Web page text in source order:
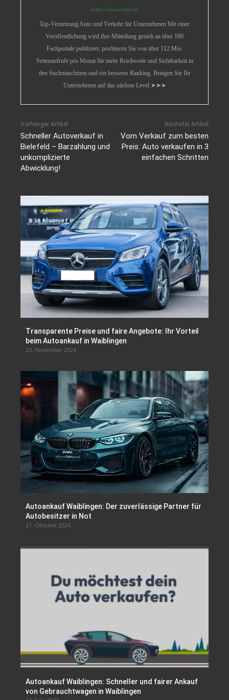
https://www.carpr.de
Top-Vernetzung Auto und Verkehr für Unternehmen Mit einer
Veröffentlichung wird ihre Mitteilung gezielt an über 100
Fachportale publiziert, profitieren Sie von über 112 Mio.
Seitenaufrufe pro Monat für mehr Reichweite und Sichtbarkeit in
den Suchmaschinen und ein besseres Ranking. Bringen Sie Ihr
Unternehmen auf das nächste Level ➤➤➤
Vorheriger Artikel
Schneller Autoverkauf in
Bielefeld – Barzahlung und
unkomplizierte
Abwicklung!
Nächster Artikel
Vom Verkauf zum besten
Preis: Auto verkaufen in 3
einfachen Schritten
Transparente Preise und faire Angebote: Ihr Vorteil
beim Autoankauf in Waiblingen
23. November 2024
Autoankauf Waiblingen: Der zuverlässige Partner für
Autobesitzer in Not
21. Oktober 2024
Autoankauf Waiblingen: Schneller und fairer Ankauf
von Gebrauchtwagen in Waiblingen